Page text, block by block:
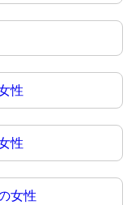
性
性
女性